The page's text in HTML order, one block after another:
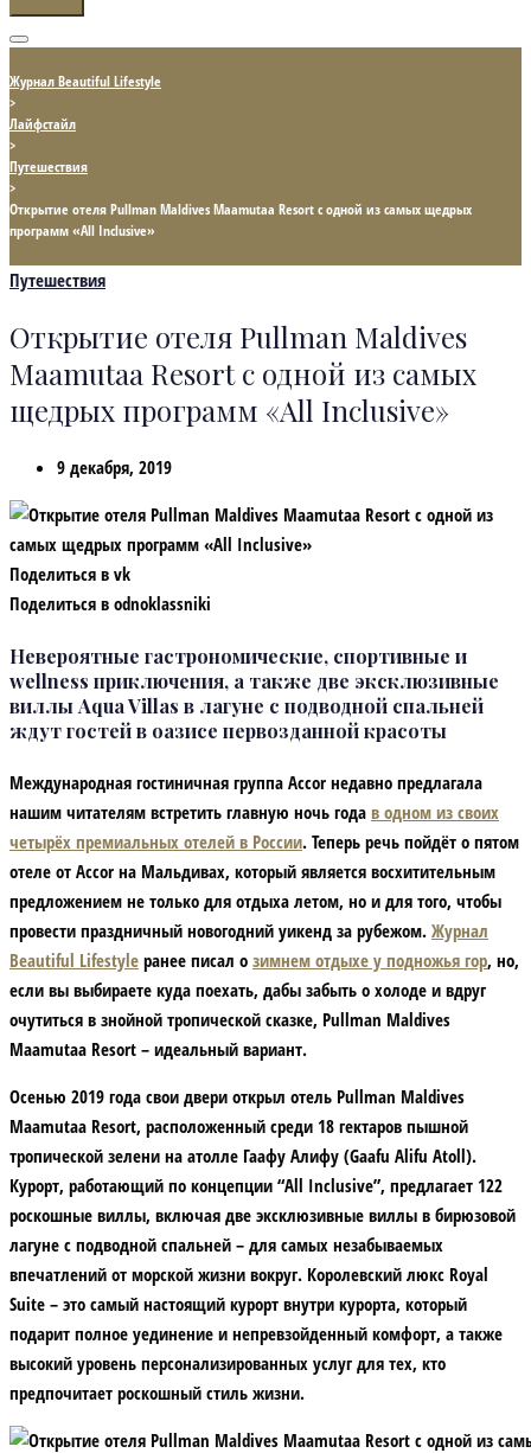
Журнал Beautiful Lifestyle
>
Лайфстайл
>
Путешествия
>
Открытие отеля Pullman Maldives Maamutaa Resort с одной из самых щедрых
программ «All Inclusive»
Путешествия
Открытие отеля Pullman Maldives
Maamutaa Resort с одной из самых
щедрых программ «All Inclusive»
9 декабря, 2019
Поделиться в vk
Поделиться в odnoklassniki
Невероятные гастрономические, спортивные и
wellness приключения, а также две эксклюзивные
виллы Aqua Villas в лагуне с подводной спальней
ждут гостей в оазисе первозданной красоты
Международная гостиничная группа Accor недавно предлагала
нашим читателям встретить главную ночь года в одном из своих
четырёх премиальных отелей в России. Теперь речь пойдёт о пятом
отеле от Accor на Мальдивах, который является восхитительным
предложением не только для отдыха летом, но и для того, чтобы
провести праздничный новогодний уикенд за рубежом. Журнал
Beautiful Lifestyle ранее писал о зимнем отдыхе у подножья гор, но,
если вы выбираете куда поехать, дабы забыть о холоде и вдруг
очутиться в знойной тропической сказке, Pullman Maldives
Maamutaa Resort – идеальный вариант.
Осенью 2019 года свои двери открыл отель Pullman Maldives
Maamutaa Resort, расположенный среди 18 гектаров пышной
тропической зелени на атолле Гаафу Алифу (Gaafu Alifu Atoll).
Курорт, работающий по концепции “All Inclusive”, предлагает 122
роскошные виллы, включая две эксклюзивные виллы в бирюзовой
лагуне с подводной спальней – для самых незабываемых
впечатлений от морской жизни вокруг. Королевский люкс Royal
Suite – это самый настоящий курорт внутри курорта, который
подарит полное уединение и непревзойденный комфорт, а также
высокий уровень персонализированных услуг для тех, кто
предпочитает роскошный стиль жизни.